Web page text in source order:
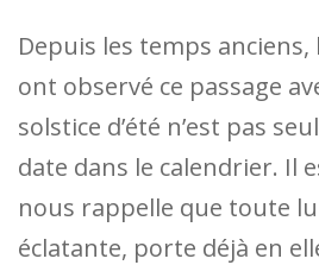
Depuis les temps
ont observé ce passage
solstice d’été n’est pas
date dans le calendrier. Il
nous rappelle que toute
éclatante, porte déjà en